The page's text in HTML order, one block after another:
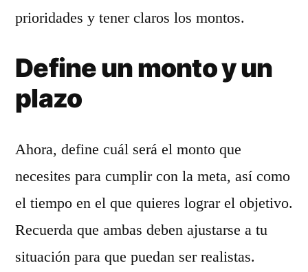
prioridades y tener claros los montos.
Define un monto y un
plazo
Ahora, define cuál será el monto que
necesites para cumplir con la meta, así como
el tiempo en el que quieres lograr el objetivo.
Recuerda que ambas deben ajustarse a tu
situación para que puedan ser realistas.